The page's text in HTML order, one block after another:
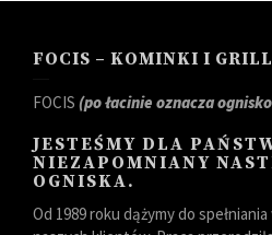
FOCIS – KOMINKI I
FOCIS (po łacinie oznacza
JESTEŚMY DLA
NIEZAPOMNIANY
OGNISKA.
Od 1989 roku dążymy do